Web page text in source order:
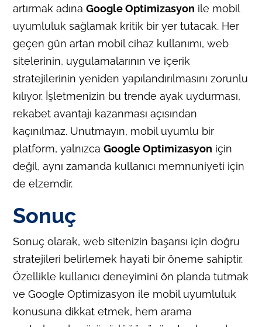
artırmak adınaGoogle Optimizasyon ile mobil
uyumluluk sağlamak kritik bir yer tutacak. Her
geçen gün artan mobil cihaz kullanımı, web
sitelerinin, uygulamalarının ve içerik
stratejilerinin yeniden yapılandırılmasını zorunlu
kılıyor. İşletmenizin bu trende ayak uydurması,
rekabet avantajı kazanması açısından
kaçınılmaz. Unutmayın, mobil uyumlu bir
platform, yalnızcaGoogle Optimizasyon için
değil, aynı zamanda kullanıcı memnuniyeti için
de elzemdir.
Sonuç
Sonuç olarak, web sitenizin başarısı için doğru
stratejileri belirlemek hayati bir öneme sahiptir.
Özellikle kullanıcı deneyimini ön planda tutmak
ve Google Optimizasyon ile mobil uyumluluk
konusuna dikkat etmek, hem arama